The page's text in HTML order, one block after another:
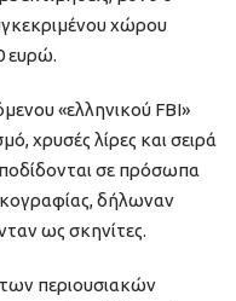
χώρου
ευρώ.
«ελληνικού FBI»
χρυσές λίρες και σειρά
σε πρόσωπα
δήλωναν
ως σκηνίτες.
περιουσιακών